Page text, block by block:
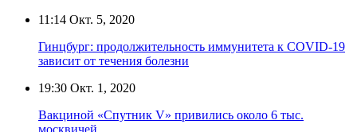
11:14 Окт. 5, 2020
Гинцбург: продолжительность иммунитета к COVID-19
зависит от течения болезни
19:30 Окт. 1, 2020
Вакциной «Спутник V» привились около 6 тыс.
москвичей